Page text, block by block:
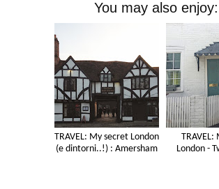
You may also enjoy:
TRAVEL: My secret London
(e dintorni..!) : Amersham
TRAVEL:
London -